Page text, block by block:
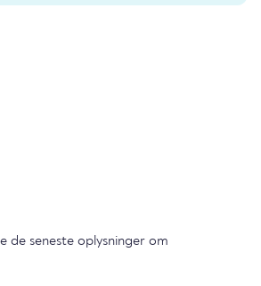
de seneste oplysninger om